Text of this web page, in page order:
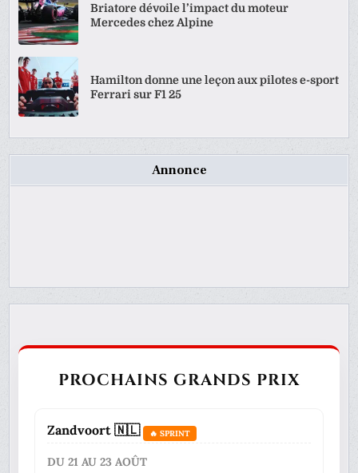
Briatore dévoile l’impact du moteur
Mercedes chez Alpine
Hamilton donne une leçon aux pilotes e-sport
Ferrari sur F1 25
Annonce
PROCHAINS GRANDS PRIX
Zandvoort 🇳🇱 🔥 SPRINT
DU 21 AU 23 AOÛT